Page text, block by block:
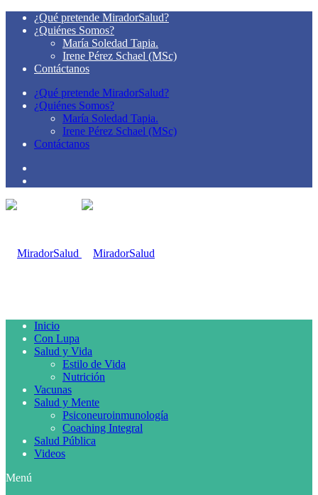
¿Qué pretende MiradorSalud?
¿Quiénes Somos?
María Soledad Tapia.
Irene Pérez Schael (MSc)
Contáctanos
¿Qué pretende MiradorSalud?
¿Quiénes Somos?
María Soledad Tapia.
Irene Pérez Schael (MSc)
Contáctanos
Inicio
Con Lupa
Salud y Vida
Estilo de Vida
Nutrición
Vacunas
Salud y Mente
Psiconeuroinmunología
Coaching Integral
Salud Pública
Videos
Menú